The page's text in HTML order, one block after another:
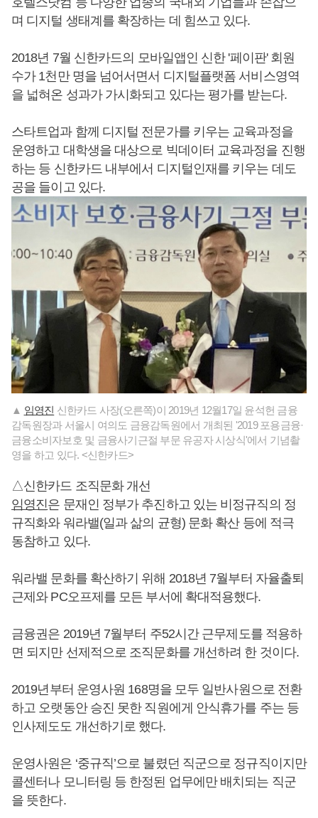
며 디지털 생태계를 확장하는 데 힘쓰고 있다.
2018년 7월 신한카드의 모바일앱인 신한 '페이판' 회원
수가 1천만 명을 넘어서면서 디지털플랫폼 서비스영역
을 넓혀온 성과가 가시화되고 있다는 평가를 받는다.
스타트업과 함께 디지털 전문가를 키우는 교육과정을
운영하고 대학생을 대상으로 빅데이터 교육과정을 진행
하는 등 신한카드 내부에서 디지털인재를 키우는 데도
공을 들이고 있다.
▲ 임영진 신한카드 사장(오른쪽)이 2019년 12월17일 윤석헌 금융
감독원장과 서울시 여의도 금융감독원에서 개최된 '2019 포용금융·
금융소비자보호 및 금융사기근절 부문 유공자 시상식'에서 기념촬
영을 하고 있다. <신한카드>
△신한카드 조직문화 개선
임영진은 문재인 정부가 추진하고 있는 비정규직의 정
규직화와 워라밸(일과 삶의 균형) 문화 확산 등에 적극
동참하고 있다.
워라밸 문화를 확산하기 위해 2018년 7월부터 자율출퇴
근제와 PC오프제를 모든 부서에 확대적용했다.
금융권은 2019년 7월부터 주52시간 근무제도를 적용하
면 되지만 선제적으로 조직문화를 개선하려 한 것이다.
2019년부터 운영사원 168명을 모두 일반사원으로 전환
하고 오랫동안 승진 못한 직원에게 안식휴가를 주는 등
인사제도도 개선하기로 했다.
운영사원은 ‘중규직’으로 불렸던 직군으로 정규직이지만
콜센터나 모니터링 등 한정된 업무에만 배치되는 직군
을 뜻한다.